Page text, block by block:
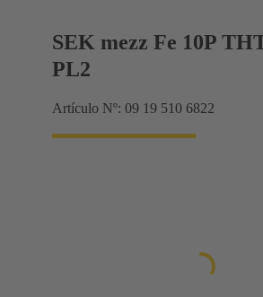
SEK mezz Fe 10P
PL2
Artículo Nº: 09 19 510 6822